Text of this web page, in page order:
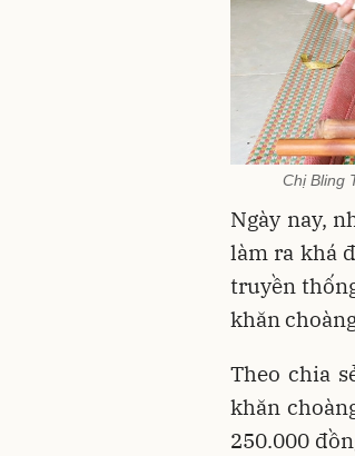
Chị Bling
Ngày nay,
làm ra khá
truyền
khăn
Theo chia
khăn
250.000